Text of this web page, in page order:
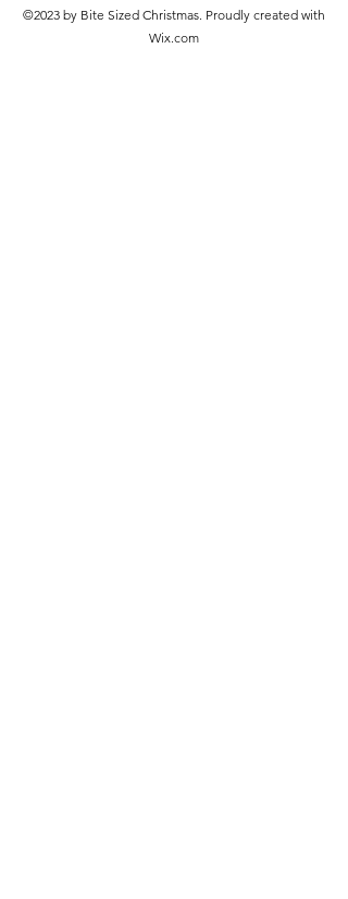
©2023 by Bite Sized Christmas. Proudly created with
Wix.com